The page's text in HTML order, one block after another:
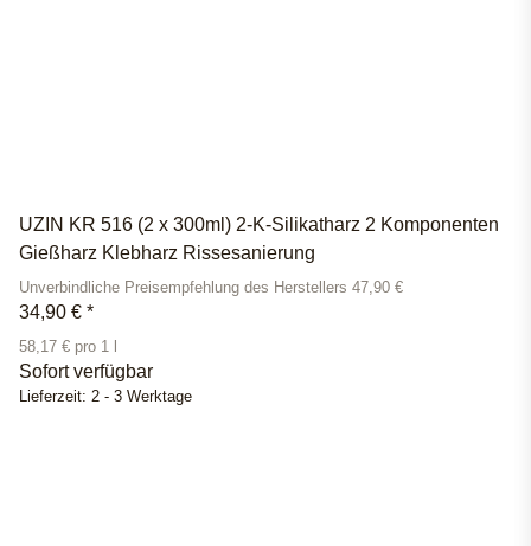
UZIN KR 516 (2 x 300ml) 2-K-Silikatharz 2 Komponenten
Gießharz Klebharz Rissesanierung
Unverbindliche Preisempfehlung des Herstellers 47,90 €
34,90 € *
58,17 € pro 1 l
Sofort verfügbar
Lieferzeit: 2 - 3 Werktage